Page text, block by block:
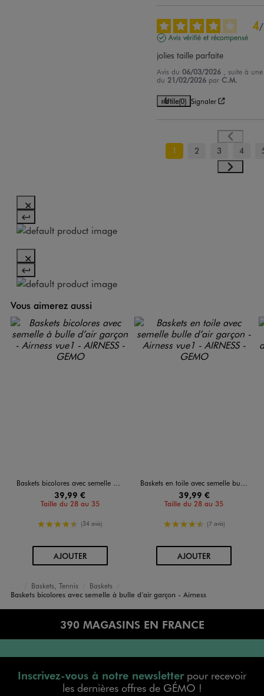
4/
Avis vérifié et récompensé
jolies taille parfaite
Avis du06/03/2026
, suite à
du 21/02/2026 parC.M.
Utile(0) Signaler
1 2 3 4
Vous aimerez aussi
Baskets bicolores avec semelle à bulle d’air garçon - Airness
39,99 €
Taille du 28 au 35
4.5/5 de moyenne
(34 avis)
AJOUTERAU PANIER
Baskets en toile avec semelle bulle d’air garçon - Airness
39,99 €
Taille du 28 au 35
4.5/5 de moyenne
(7 avis)
AJOUTERAU PANIER
Accueil
Garçon
Chaussures
Baskets, Tennis
Baskets
Baskets bicolores avec semelle à bulle d’air garçon - Airness
390 MAGASINS EN FRANCE
Inscrivez-vous à notre newsletterpour recevoir
les dernières offres de GÉMO !